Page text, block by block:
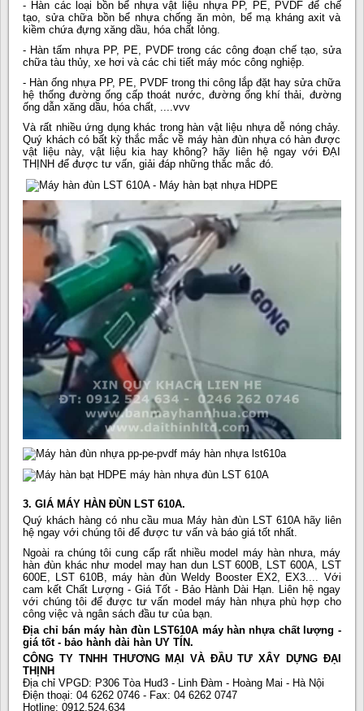
- Hàn các loại bồn bể nhựa vật liệu nhựa PP, PE, PVDF để chế
tạo, sửa chữa bồn bể nhựa chống ăn mòn, bể mạ kháng axit và
kiềm chứa đựng xăng dầu, hóa chất lỏng.
- Hàn tấm nhựa PP, PE, PVDF trong các công đoạn chế tạo, sửa
chữa tàu thủy, xe hơi và các chi tiết máy móc công nghiệp.
- Hàn ống nhựa PP, PE, PVDF trong thi công lắp đặt hay sửa chữa
hệ thống đường ống cấp thoát nước, đường ống khí thải, đường
ống dẫn xăng dầu, hóa chất, ....vvv
Và rất nhiều ứng dụng khác trong hàn vật liệu nhựa dễ nóng chảy.
Quý khách có bất kỳ thắc mắc về máy hàn đùn nhựa có hàn được
vật liệu này, vật liệu kia hay không? hãy liên hệ ngay với ĐẠI
THỊNH để được tư vấn, giải đáp những thắc mắc đó.
3. GIÁ MÁY HÀN ĐÙN LST 610A.
Quý khách hàng có nhu cầu mua Máy hàn đùn LST 610A hãy liên
hệ ngay với chúng tôi để được tư vấn và báo giá tốt nhất.
Ngoài ra chúng tôi cung cấp rất nhiều model máy hàn nhưa, máy
hàn đùn khác như model may han dun LST 600B, LST 600A, LST
600E, LST 610B, máy hàn đùn Weldy Booster EX2, EX3.... Với
cam kết Chất Lượng - Giá Tốt - Bảo Hành Dài Hạn. Liên hệ ngay
với chúng tôi để được tư vấn model máy hàn nhựa phù hợp cho
công việc và ngân sách đầu tư của bạn.
Địa chỉ bán máy hàn đùn LST610A máy hàn nhựa chất lượng -
giá tốt - bảo hành dài hàn UY TÍN.
CÔNG TY TNHH THƯƠNG MẠI VÀ ĐẦU TƯ XÂY DỰNG ĐẠI
THỊNH
Địa chỉ VPGD: P306 Tòa Hud3 - Linh Đàm - Hoàng Mai - Hà Nội
️Điện thoại: 04 6262 0746 - Fax: 04 6262 0747
️Hotline: 0912.524.634